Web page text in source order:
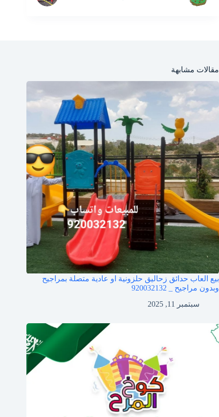
مقالات مشابهة
بيع العاب حدائق زحاليق حلزونية او عادية متصلة بمراجيح
وبدون مراجيح _ 920032132
سبتمبر 11, 2025